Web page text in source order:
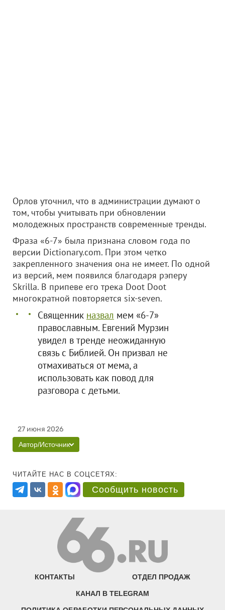
Орлов уточнил, что в администрации думают о
том, чтобы учитывать при обновлении
молодежных пространств современные тренды.
Фраза «6-7» была признана словом года по
версии Dictionary.com. При этом четко
закрепленного значения она не имеет. По одной
из версий, мем появился благодаря рэперу
Skrilla. В припеве его трека Doot Doot
многократной повторяется six-seven.
Священник назвал мем «6-7»
православным. Евгений Мурзин
увидел в тренде неожиданную
связь с Библией. Он призвал не
отмахиваться от мема, а
использовать как повод для
разговора с детьми.
27 июня 2026
Автор/Источник
ЧИТАЙТЕ НАС В СОЦСЕТЯХ:
Сообщить новость
КОНТАКТЫ ОТДЕЛ ПРОДАЖ
КАНАЛ В TELEGRAM